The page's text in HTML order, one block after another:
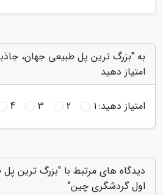
به "بزرگ ترین پل طبیعی جهان،
امتیاز دهید
امتیاز دهید:1
2
3
4
دیدگاه های مرتبط با "بزرگ ترین
اول گردشگری چین"